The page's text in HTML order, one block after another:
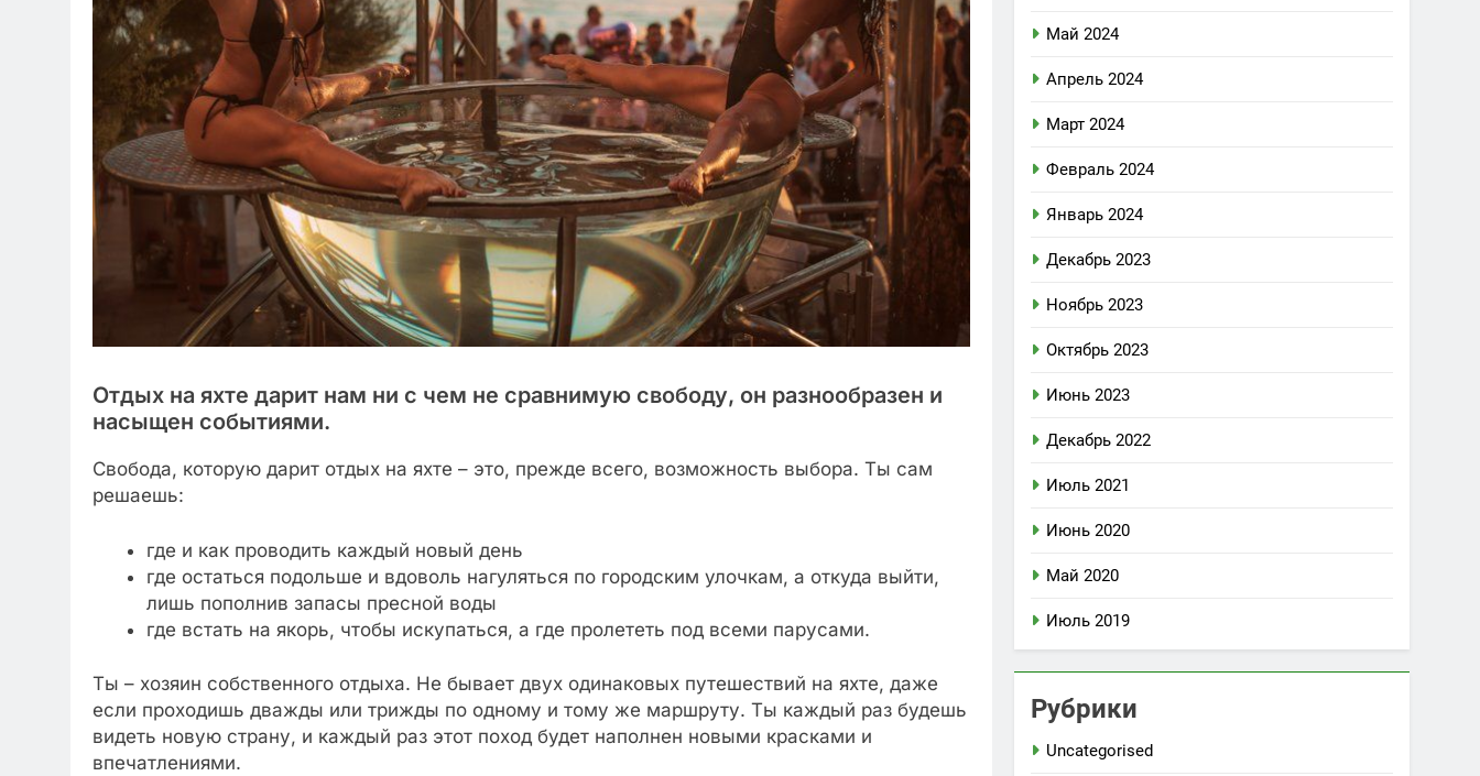
Отдых на яхте дарит нам ни с чем не сравнимую свободу, он разнообразен и
насыщен событиями.
Свобода, которую дарит отдых на яхте – это, прежде всего, возможность выбора. Ты сам
решаешь:
где и как проводить каждый новый день
где остаться подольше и вдоволь нагуляться по городским улочкам, а откуда выйти,
лишь пополнив запасы пресной воды
где встать на якорь, чтобы искупаться, а где пролететь под всеми парусами.
Ты – хозяин собственного отдыха. Не бывает двух одинаковых путешествий на яхте, даже
если проходишь дважды или трижды по одному и тому же маршруту. Ты каждый раз будешь
видеть новую страну, и каждый раз этот поход будет наполнен новыми красками и
впечатлениями.
Май 2024
Апрель 2024
Март 2024
Февраль 2024
Январь 2024
Декабрь 2023
Ноябрь 2023
Октябрь 2023
Июнь 2023
Декабрь 2022
Июль 2021
Июнь 2020
Май 2020
Июль 2019
Рубрики
Uncategorised